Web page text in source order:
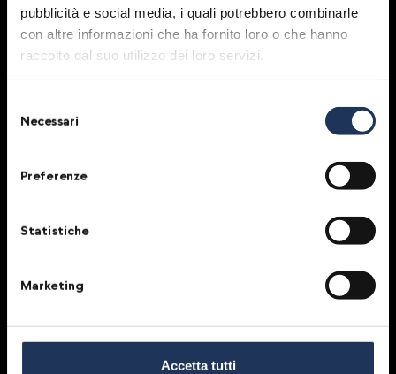
pubblicità e social media, i quali potrebbero combinarle
con altre informazioni che ha fornito loro o che hanno
raccolto dal suo utilizzo dei loro servizi.
delNecessari
Preferenze
Statistiche
Marketing
Accetta tutti
Under the patronage of